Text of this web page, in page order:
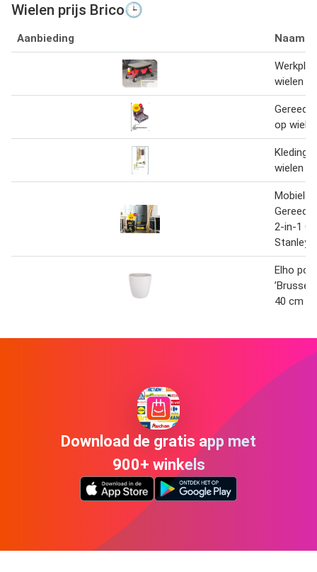
Wielen prijs Brico🕒
Aanbieding Naam
wielen
op
wielen
Mobiele
2-in-1
Stanley
Elho pot
40 cm
Download de gratis app met
900+ winkels